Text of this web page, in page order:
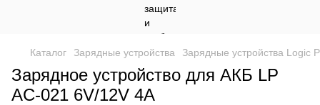
Каталог Зарядные устройства Зарядные устройства Logic
Зарядное устройство для АКБ LP
AC-021 6V/12V 4A